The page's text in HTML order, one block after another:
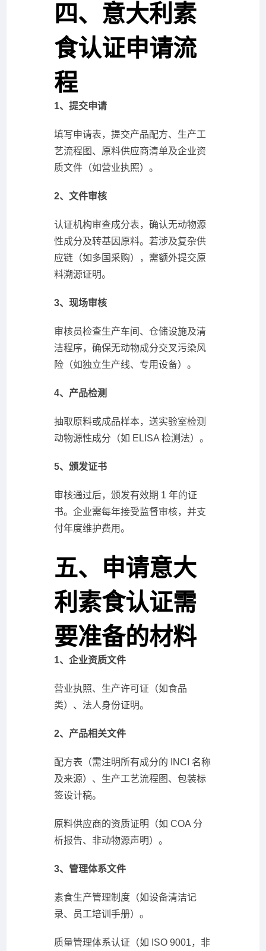
四、意大利素
食认证申请流
程
1、提交申请
填写申请表，提交产品配方、生产工
艺流程图、原料供应商清单及企业资
质文件（如营业执照）。
2、文件审核
认证机构审查成分表，确认无动物源
性成分及转基因原料。若涉及复杂供
应链（如多国采购），需额外提交原
料溯源证明。
3、现场审核
审核员检查生产车间、仓储设施及清
洁程序，确保无动物成分交叉污染风
险（如独立生产线、专用设备）。
4、产品检测
抽取原料或成品样本，送实验室检测
动物源性成分（如 ELISA 检测法）。
5、颁发证书
审核通过后，颁发有效期 1 年的证
书。企业需每年接受监督审核，并支
付年度维护费用。
五、申请意大
利素食认证需
要准备的材料
1、企业资质文件
营业执照、生产许可证（如食品
类）、法人身份证明。
2、产品相关文件
配方表（需注明所有成分的 INCI 名称
及来源）、生产工艺流程图、包装标
签设计稿。
原料供应商的资质证明（如 COA 分
析报告、非动物源声明）。
3、管理体系文件
素食生产管理制度（如设备清洁记
录、员工培训手册）。
质量管理体系认证（如 ISO 9001，非